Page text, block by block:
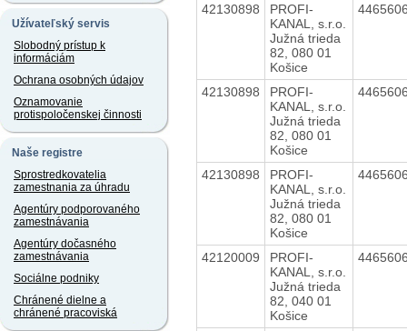
Užívateľský servis
Slobodný prístup k
informáciám
Ochrana osobných údajov
Oznamovanie
protispoločenskej činnosti
Naše registre
Sprostredkovatelia
zamestnania za úhradu
Agentúry podporovaného
zamestnávania
Agentúry dočasného
zamestnávania
Sociálne podniky
Chránené dielne a
chránené pracoviská
42130898
PROFI-
KANAL, s.r.o.
Južná trieda
82, 080 01
Košice
42130898
PROFI-
KANAL, s.r.o.
Južná trieda
82, 080 01
Košice
42130898
PROFI-
KANAL, s.r.o.
Južná trieda
82, 080 01
Košice
42120009
PROFI-
KANAL, s.r.o.
Južná trieda
82, 040 01
Košice